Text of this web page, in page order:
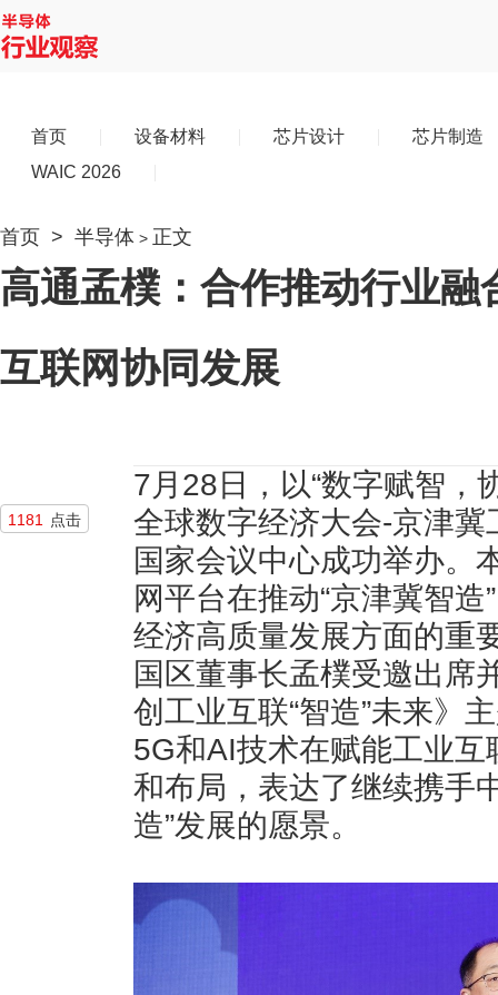
首页 设备材料 芯片设计
芯片制造
WAIC 2026
首页 > 半导体 > 正文
高通孟樸：合作推动行业
互联网协同发展
1181 点击
7月28日，以“数字赋智，
全球数字经济大会-京津冀
国家会议中心成功举办。
网平台在推动“京津冀智
经济高质量发展方面的重
国区董事长孟樸受邀出席
创工业互联“智造”未来》
5G和AI技术在赋能工业
和布局，表达了继续携手
造”发展的愿景。